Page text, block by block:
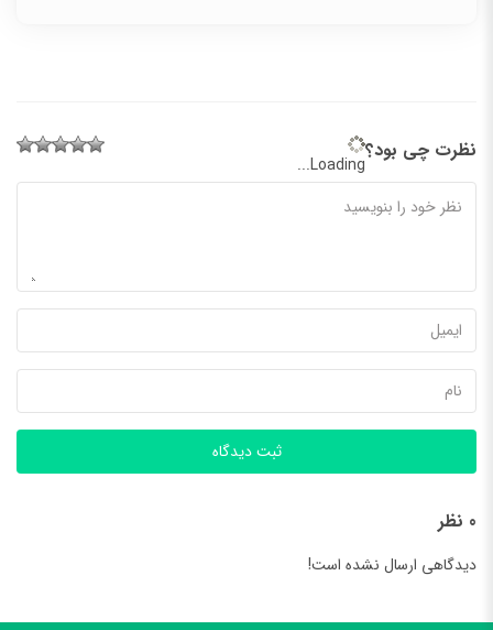
نظرت چی بود؟
Loading...
ثبت دیدگاه
0 نظر
دیدگاهی ارسال نشده است!